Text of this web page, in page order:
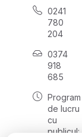
0241
780
204
0374
918
685
Program
de lucru
cu
publicul: